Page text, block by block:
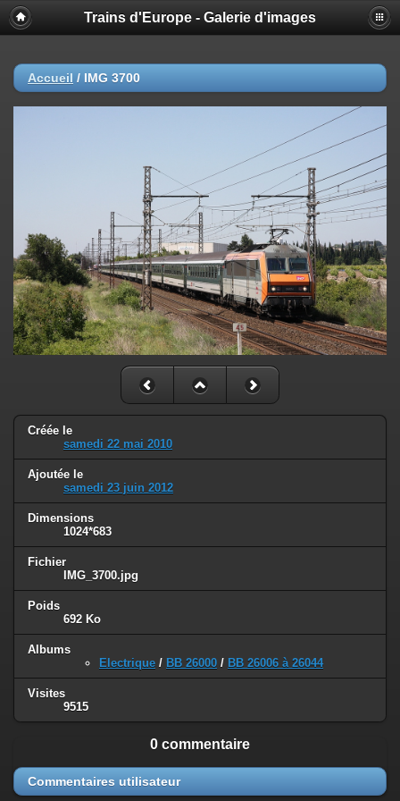
Trains d'Europe - Galerie d'images
Accueil / IMG 3700
Créée le
samedi 22 mai 2010
Ajoutée le
samedi 23 juin 2012
Dimensions
1024*683
Fichier
IMG_3700.jpg
Poids
692 Ko
Albums
Electrique / BB 26000 / BB 26006 à 26044
Visites
9515
0 commentaire
Commentaires utilisateur